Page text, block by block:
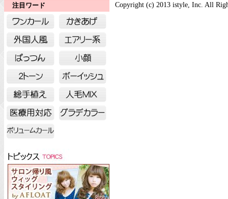
注目ワード Copyright (c) 2013 istyle, Inc. All